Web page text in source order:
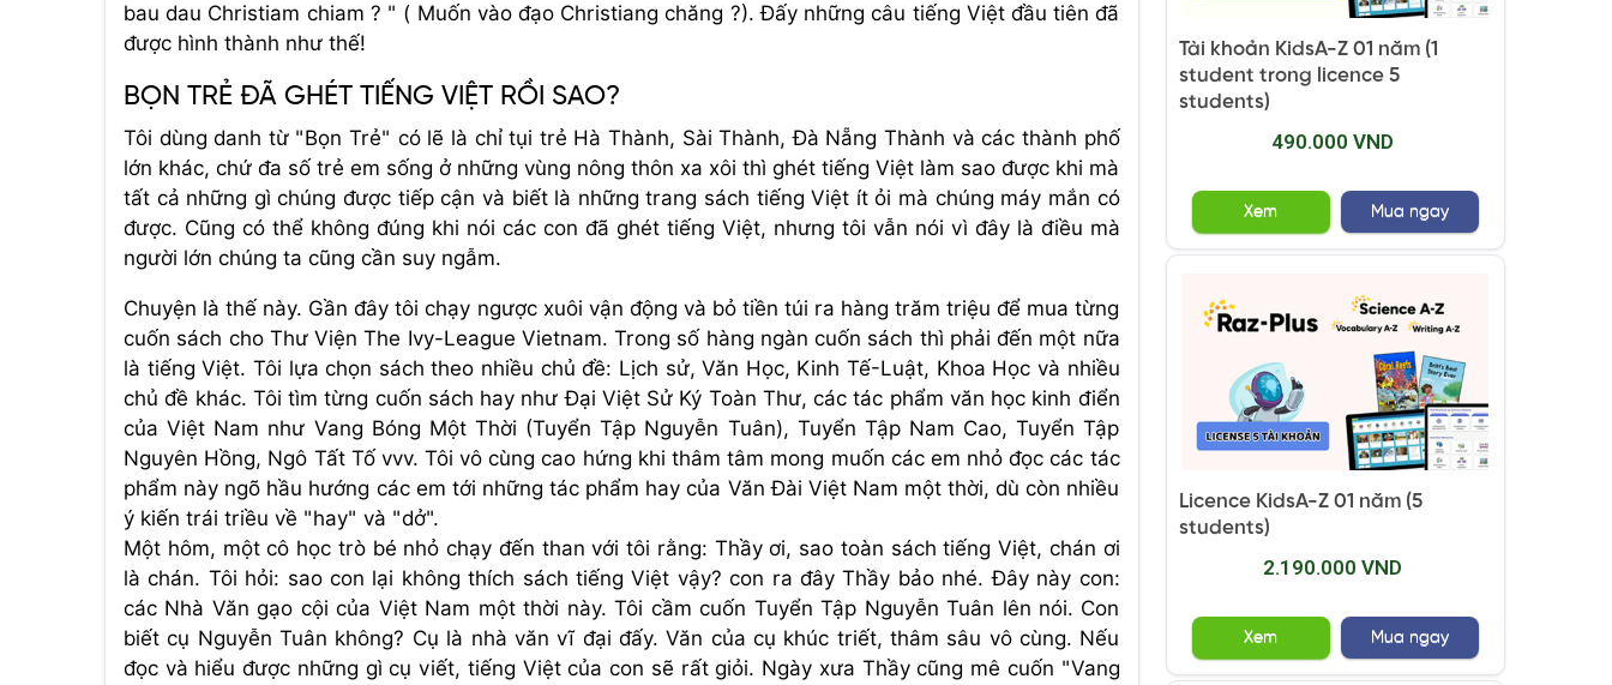
bau dau Christiam chiam ? " ( Muốn vào đạo Christiang chăng ?). Đấy những câu tiếng Việt đầu tiên đã
được hình thành như thế!
BỌN TRẺ ĐÃ GHÉT TIẾNG VIỆT RỒI SAO?
Tôi dùng danh từ "Bọn Trẻ" có lẽ là chỉ tụi trẻ Hà Thành, Sài Thành, Đà Nẵng Thành và các thành phố
lớn khác, chứ đa số trẻ em sống ở những vùng nông thôn xa xôi thì ghét tiếng Việt làm sao được khi mà
tất cả những gì chúng được tiếp cận và biết là những trang sách tiếng Việt ít ỏi mà chúng máy mắn có
được. Cũng có thể không đúng khi nói các con đã ghét tiếng Việt, nhưng tôi vẫn nói vì đây là điều mà
người lớn chúng ta cũng cần suy ngẫm.
Chuyện là thế này. Gần đây tôi chạy ngược xuôi vận động và bỏ tiền túi ra hàng trăm triệu để mua từng
cuốn sách cho Thư Viện The Ivy-League Vietnam. Trong số hàng ngàn cuốn sách thì phải đến một nữa
là tiếng Việt. Tôi lựa chọn sách theo nhiều chủ đề: Lịch sử, Văn Học, Kinh Tế-Luật, Khoa Học và nhiều
chủ đề khác. Tôi tìm từng cuốn sách hay như Đại Việt Sử Ký Toàn Thư, các tác phẩm văn học kinh điển
của Việt Nam như Vang Bóng Một Thời (Tuyển Tập Nguyễn Tuân), Tuyển Tập Nam Cao, Tuyển Tập
Nguyên Hồng, Ngô Tất Tố vvv. Tôi vô cùng cao hứng khi thâm tâm mong muốn các em nhỏ đọc các tác
phẩm này ngõ hầu hướng các em tới những tác phẩm hay của Văn Đài Việt Nam một thời, dù còn nhiều
ý kiến trái triều về "hay" và "dở".
Một hôm, một cô học trò bé nhỏ chạy đến than với tôi rằng: Thầy ơi, sao toàn sách tiếng Việt, chán ơi
là chán. Tôi hỏi: sao con lại không thích sách tiếng Việt vậy? con ra đây Thầy bảo nhé. Đây này con:
các Nhà Văn gạo cội của Việt Nam một thời này. Tôi cầm cuốn Tuyển Tập Nguyễn Tuân lên nói. Con
biết cụ Nguyễn Tuân không? Cụ là nhà văn vĩ đại đấy. Văn của cụ khúc triết, thâm sâu vô cùng. Nếu
đọc và hiểu được những gì cụ viết, tiếng Việt của con sẽ rất giỏi. Ngày xưa Thầy cũng mê cuốn "Vang
Tài khoản KidsA-Z 01 năm (1
student trong licence 5
students)
490.000 VND
Xem Mua ngay
Licence KidsA-Z 01 năm (5
students)
2.190.000 VND
Xem Mua ngay